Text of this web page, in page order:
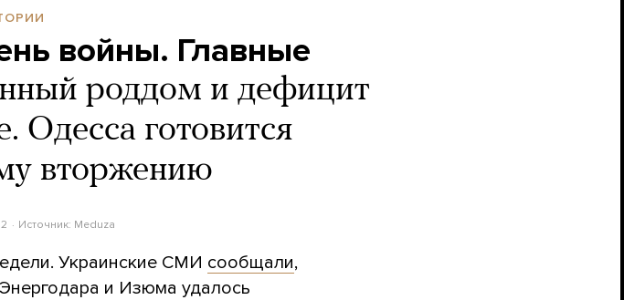
войны. Главные
роддом и дефицит
Одесса готовится
вторжению
Источник: Meduza
Украинские СМИ сообщали,
и Изюма удалось